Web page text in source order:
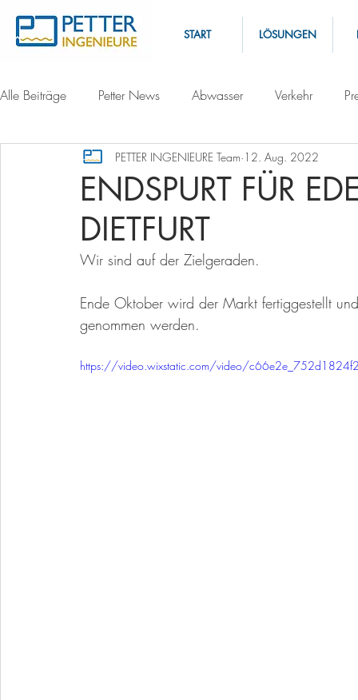
START LÖSUNGEN
Alle Beiträge Petter News Abwasser Verkehr
ENDSPURT FÜR
DIETFURT
PETTER INGENIEURE Team 12. Aug. 2022
Wir sind auf der Zielgeraden.
Ende Oktober wird der Markt fertiggestellt
genommen werden.
https://video.wixstatic.com/video/